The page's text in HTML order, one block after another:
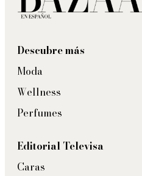
Descubre más
Moda
Wellness
Perfumes
Editorial Televisa
Caras